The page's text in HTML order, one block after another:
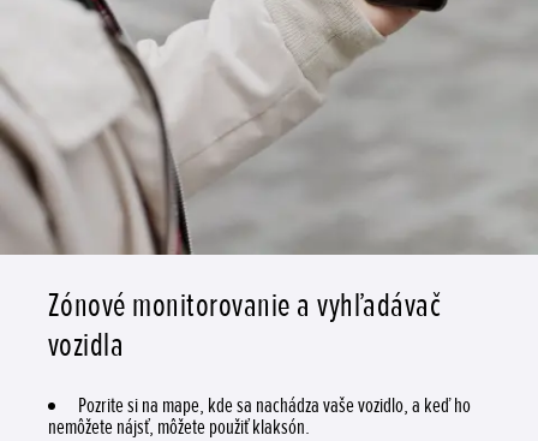
Zónové monitorovanie a vyhľadávač
vozidla
Pozrite si na mape, kde sa nachádza vaše vozidlo, a keď ho
nemôžete nájsť, môžete použiť klaksón.